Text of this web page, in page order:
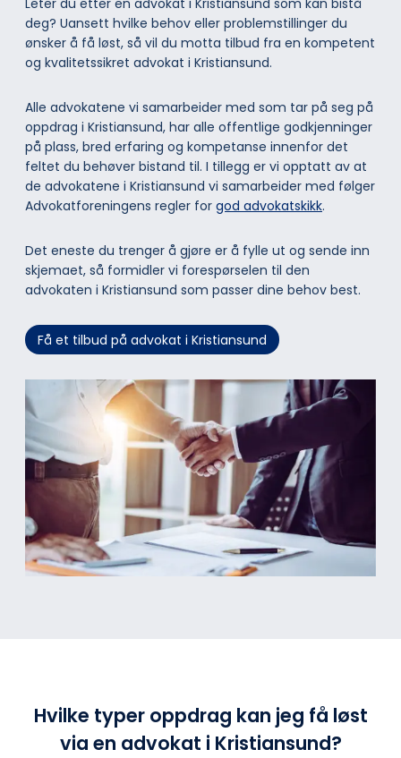
deg? Uansett hvilke behov eller problemstillinger du
ønsker å få løst, så vil du motta tilbud fra en kompetent
og kvalitetssikret advokat i Kristiansund.
Alle advokatene vi samarbeider med som tar på seg på
oppdrag i Kristiansund, har alle offentlige godkjenninger
på plass, bred erfaring og kompetanse innenfor det
feltet du behøver bistand til. I tillegg er vi opptatt av at
de advokatene i Kristiansund vi samarbeider med følger
Advokatforeningens regler for god advokatskikk.
Det eneste du trenger å gjøre er å fylle ut og sende inn
skjemaet, så formidler vi forespørselen til den
advokaten i Kristiansund som passer dine behov best.
Få et tilbud på advokat i Kristiansund
Hvilke typer oppdrag kan jeg få løst
via en advokat i Kristiansund?